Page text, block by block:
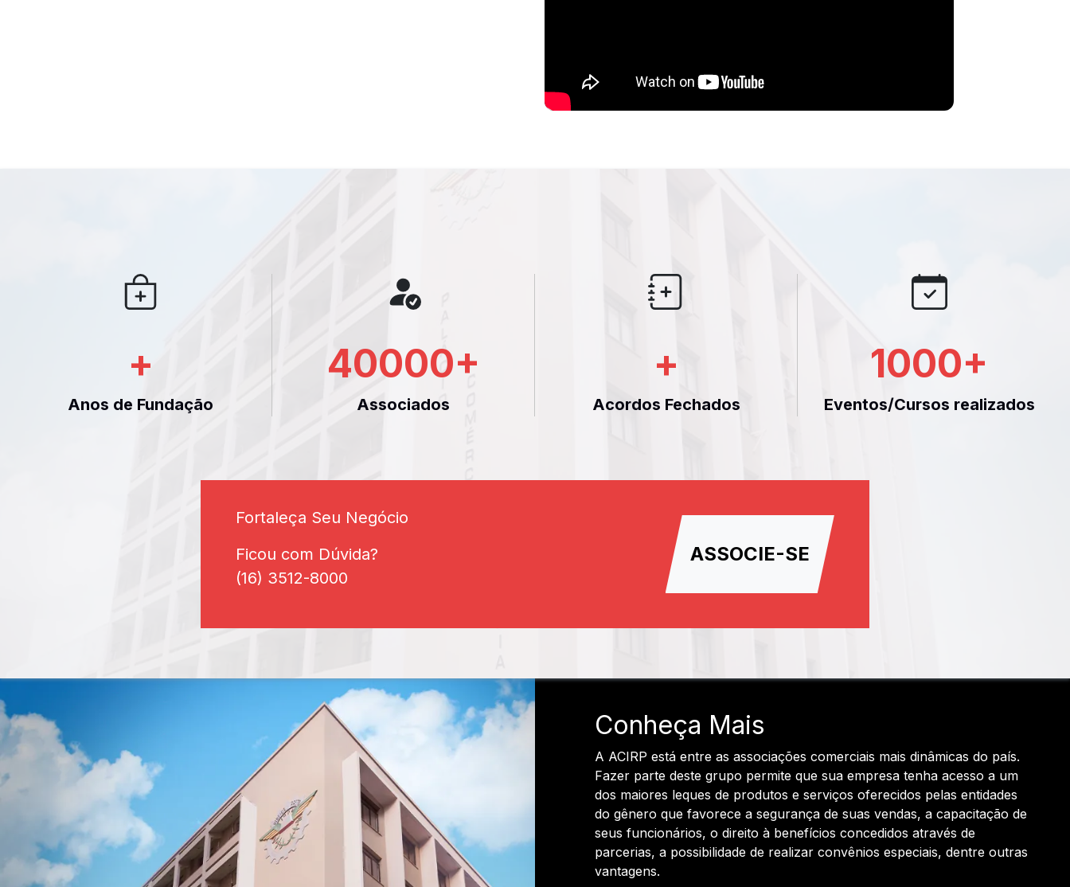
+
Anos de Fundação
40000+
Associados
+
Acordos Fechados
1000+
Eventos/Cursos realizados
Fortaleça Seu Negócio
Ficou com Dúvida?
(16) 3512-8000
ASSOCIE-SE
Conheça Mais
A ACIRP está entre as associações comerciais mais dinâmicas do país.
Fazer parte deste grupo permite que sua empresa tenha acesso a um
dos maiores leques de produtos e serviços oferecidos pelas entidades
do gênero que favorece a segurança de suas vendas, a capacitação de
seus funcionários, o direito à benefícios concedidos através de
parcerias, a possibilidade de realizar convênios especiais, dentre outras
vantagens.